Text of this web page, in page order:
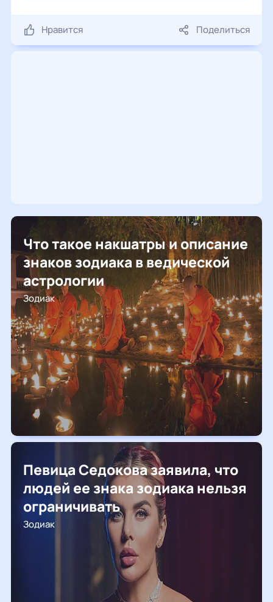
Нравится Поделиться
Что такое накшатры и описание
знаков зодиака в ведической
астрологии
Зодиак
Певица Седокова заявила, что
людей ее знака зодиака нельзя
ограничивать
Зодиак